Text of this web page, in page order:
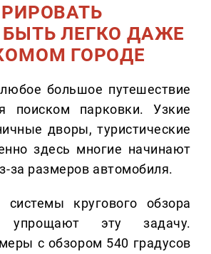
ЛЕГКО ДАЖЕ
ГОРОДЕ
большое путешествие
поиском парковки. Узкие
дворы, туристические
здесь многие начинают
за размеров автомобиля.
системы кругового обзора
упрощают эту задачу.
с обзором 540 градусов